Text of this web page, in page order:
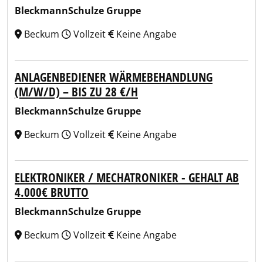
BleckmannSchulze Gruppe
Beckum
Vollzeit Keine Angabe
ANLAGENBEDIENER WÄRMEBEHANDLUNG
(M/W/D) – BIS ZU 28 €/H
BleckmannSchulze Gruppe
Beckum
Vollzeit Keine Angabe
ELEKTRONIKER / MECHATRONIKER - GEHALT AB
4.000€ BRUTTO
BleckmannSchulze Gruppe
Beckum
Vollzeit Keine Angabe